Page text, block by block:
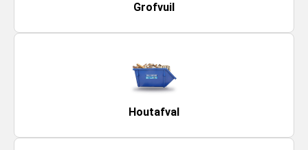
Grofvuil
Houtafval